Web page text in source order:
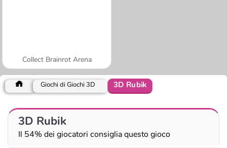
Collect Brainrot Arena
Giochi di Giochi 3D 3D Rubik
3D Rubik
Il 54% dei giocatori consiglia questo gioco